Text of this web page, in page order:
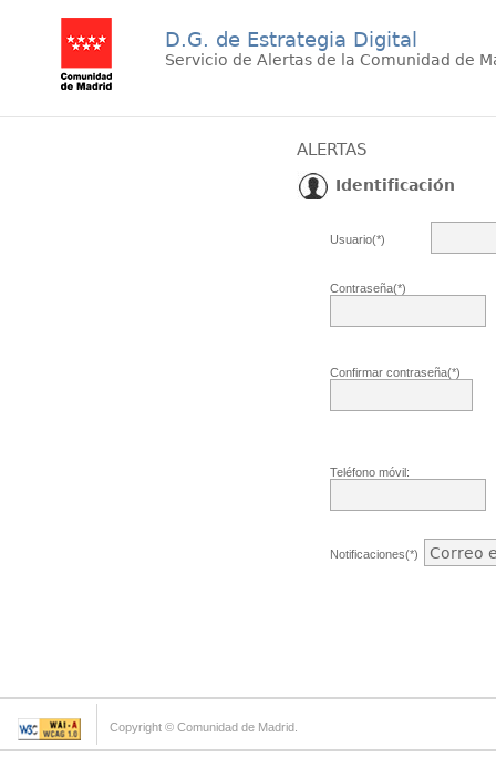
D.G. de Estrategia Digital
Servicio de Alertas de la Comunidad de
ALERTAS
Identificación
Usuario(*)
Contraseña(*)
Confirmar contraseña(*)
Teléfono móvil:
Notificaciones(*)
Copyright © Comunidad de Madrid.